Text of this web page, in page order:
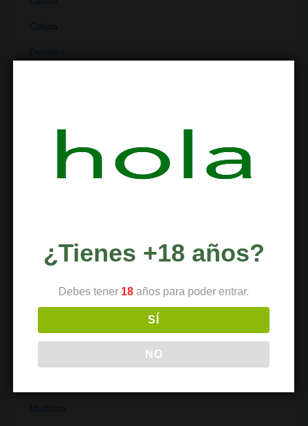
Cultura
Deportes
Economía
Entretenimiento
Extracciones
Historia
Institutos
Investigación
Medicina
¿Tienes +18 años?
Debes tener 18 años para poder entrar.
SÍ
NO